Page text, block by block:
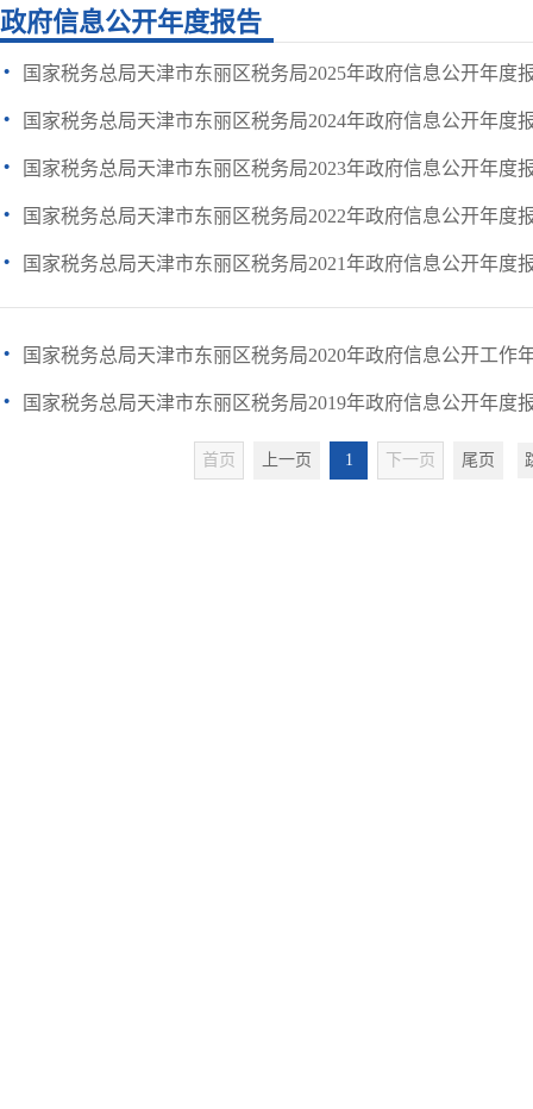
政府信息公开年度报告
· 国家税务总局天津市东丽区税务局2025年政府信息公开年度
· 国家税务总局天津市东丽区税务局2024年政府信息公开年度
· 国家税务总局天津市东丽区税务局2023年政府信息公开年度
· 国家税务总局天津市东丽区税务局2022年政府信息公开年度
· 国家税务总局天津市东丽区税务局2021年政府信息公开年度
· 国家税务总局天津市东丽区税务局2020年政府信息公开工作
· 国家税务总局天津市东丽区税务局2019年政府信息公开年度
首页 上一页 1 下一页 尾页